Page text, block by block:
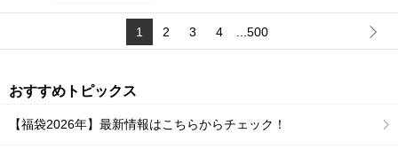
1 2 3 4 ...500
おすすめトピックス
【福袋2026年】最新情報はこちらからチェック！